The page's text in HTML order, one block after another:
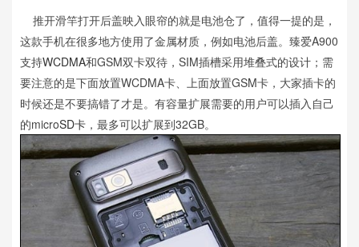
推开滑竿打开后盖映入眼帘的就是电池仓了，值得一提的是，
这款手机在很多地方使用了金属材质，例如电池后盖。臻爱A900
支持WCDMA和GSM双卡双待，SIM插槽采用堆叠式的设计；需
要注意的是下面放置WCDMA卡、上面放置GSM卡，大家插卡的
时候还是不要搞错了才是。有容量扩展需要的用户可以插入自己
的microSD卡 ，最多可以扩展到32GB。